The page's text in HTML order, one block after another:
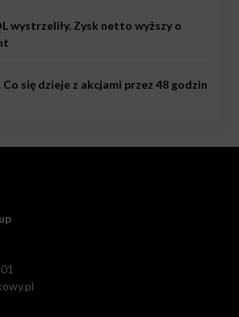
wystrzeliły. Zysk netto wyższy o
Co się dzieje z akcjami przez 48 godzin